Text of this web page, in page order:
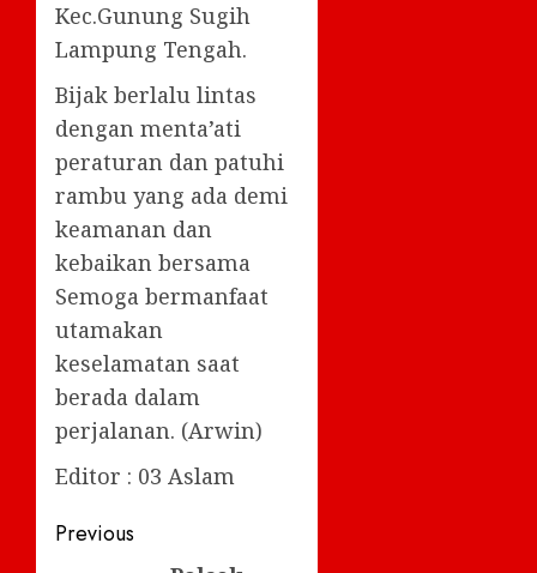
Kec.Gunung Sugih
Lampung Tengah.
Bijak berlalu lintas
dengan menta’ati
peraturan dan patuhi
rambu yang ada demi
keamanan dan
kebaikan bersama
Semoga bermanfaat
utamakan
keselamatan saat
berada dalam
perjalanan. (Arwin)
Editor : 03 Aslam
Post
Previous